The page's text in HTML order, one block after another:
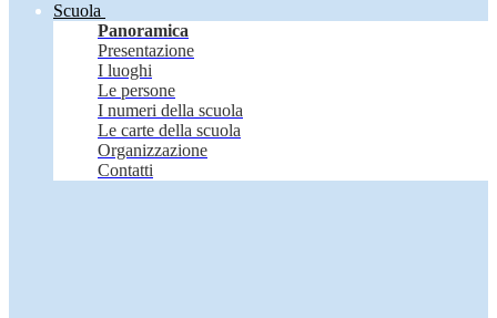
Scuola
Panoramica
Presentazione
I luoghi
Le persone
I numeri della scuola
Le carte della scuola
Organizzazione
Contatti